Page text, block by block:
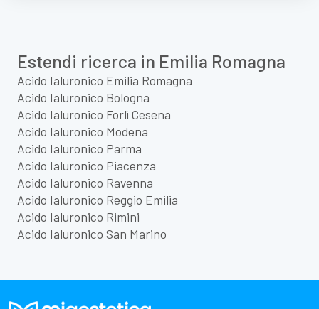
Estendi ricerca in Emilia Romagna
Acido Ialuronico Emilia Romagna
Acido Ialuronico Bologna
Acido Ialuronico Forlì Cesena
Acido Ialuronico Modena
Acido Ialuronico Parma
Acido Ialuronico Piacenza
Acido Ialuronico Ravenna
Acido Ialuronico Reggio Emilia
Acido Ialuronico Rimini
Acido Ialuronico San Marino